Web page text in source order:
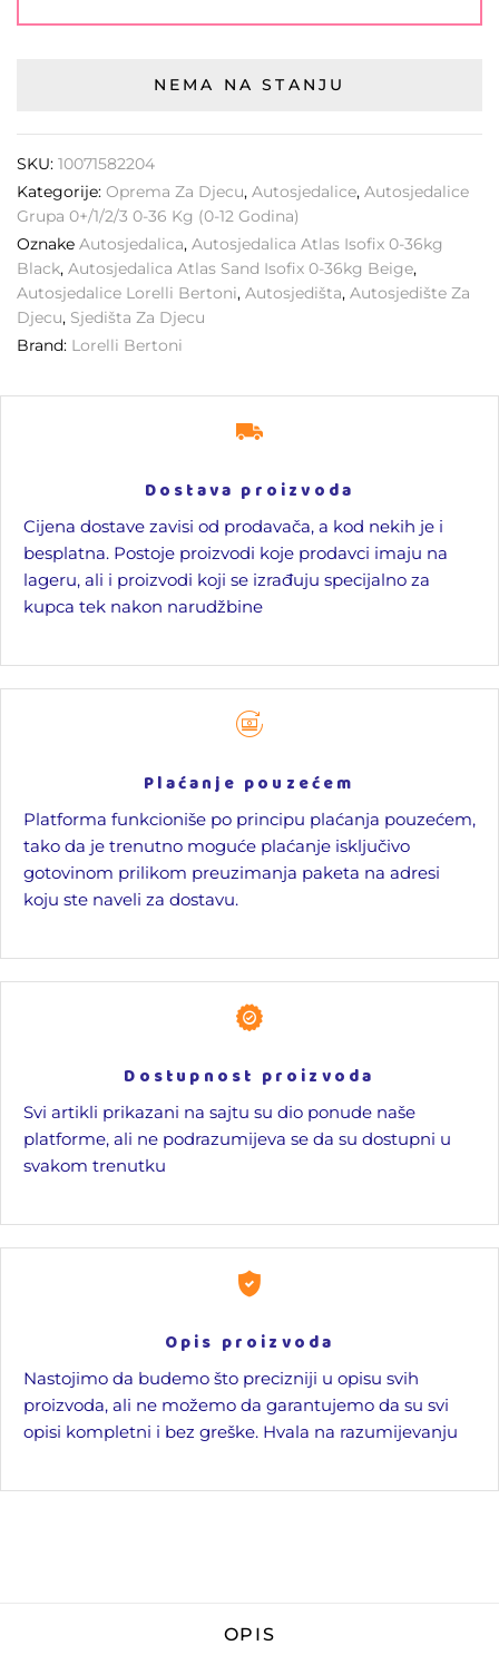
NEMA NA STANJU
SKU: 10071582204
Kategorije: Oprema Za Djecu, Autosjedalice, Autosjedalice
Grupa 0+/1/2/3 0-36 Kg (0-12 Godina)
Oznake Autosjedalica, Autosjedalica Atlas Isofix 0-36kg
Black, Autosjedalica Atlas Sand Isofix 0-36kg Beige,
Autosjedalice Lorelli Bertoni, Autosjedišta, Autosjedište Za
Djecu, Sjedišta Za Djecu
Brand: Lorelli Bertoni
Dostava proizvoda
Cijena dostave zavisi od prodavača, a kod nekih je i
besplatna. Postoje proizvodi koje prodavci imaju na
lageru, ali i proizvodi koji se izrađuju specijalno za
kupca tek nakon narudžbine
Plaćanje pouzećem
Platforma funkcioniše po principu plaćanja pouzećem,
tako da je trenutno moguće plaćanje isključivo
gotovinom prilikom preuzimanja paketa na adresi
koju ste naveli za dostavu.
Dostupnost proizvoda
Svi artikli prikazani na sajtu su dio ponude naše
platforme, ali ne podrazumijeva se da su dostupni u
svakom trenutku
Opis proizvoda
Nastojimo da budemo što precizniji u opisu svih
proizvoda, ali ne možemo da garantujemo da su svi
opisi kompletni i bez greške. Hvala na razumijevanju
OPIS